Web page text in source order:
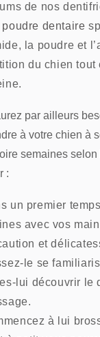
de nos
poudre dentaire
la poudre et
du chien tout
par ailleurs
à votre chien à
semaines
:
un premier
avec vos
et
le se
lui découvrir le
à lui